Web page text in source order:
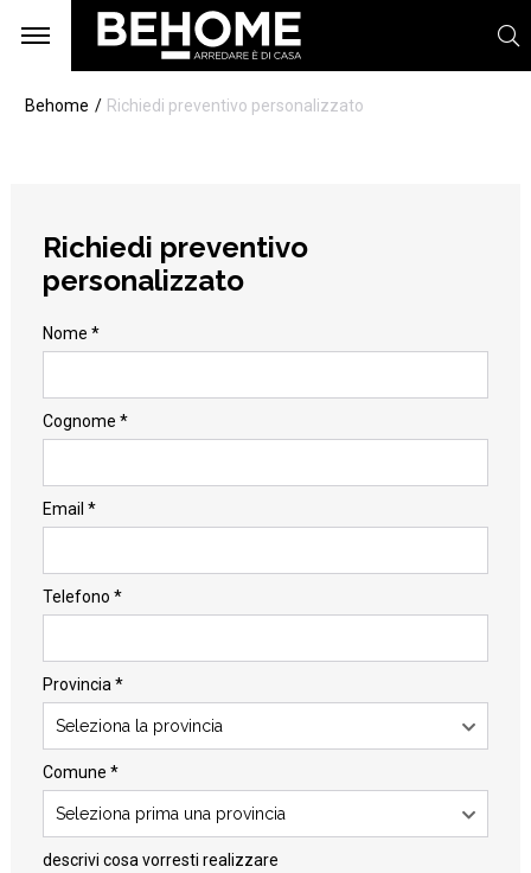
Behome Richiedi preventivo personalizzato
Richiedi preventivo
personalizzato
Nome *
Cognome *
Email *
Telefono *
Provincia *
Seleziona la provincia
Comune *
Seleziona prima una provincia
descrivi cosa vorresti realizzare